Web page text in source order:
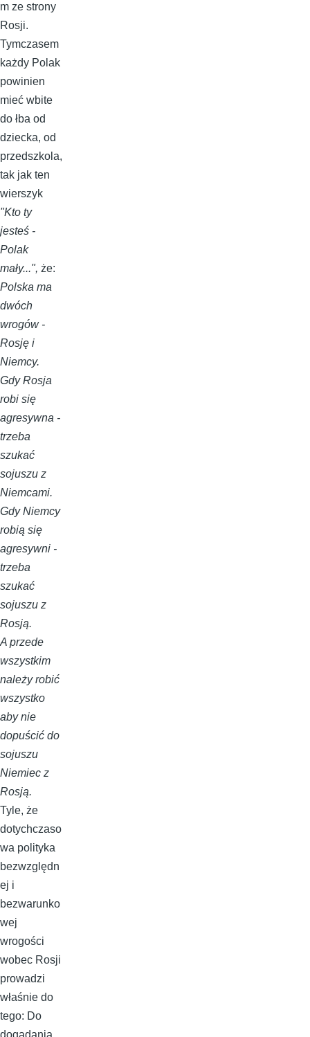
m ze strony
Rosji.
Tymczasem
każdy Polak
powinien
mieć wbite
do łba od
dziecka, od
przedszkola,
tak jak ten
wierszyk
"Kto ty
jesteś -
Polak
mały...", że:
Polska ma
dwóch
wrogów -
Rosję i
Niemcy.
Gdy Rosja
robi się
agresywna -
trzeba
szukać
sojuszu z
Niemcami.
Gdy Niemcy
robią się
agresywni -
trzeba
szukać
sojuszu z
Rosją.
A przede
wszystkim
należy robić
wszystko
aby nie
dopuścić do
sojuszu
Niemiec z
Rosją.
Tyle, że
dotychczaso
wa polityka
bezwzględn
ej i
bezwarunko
wej
wrogości
wobec Rosji
prowadzi
właśnie do
tego: Do